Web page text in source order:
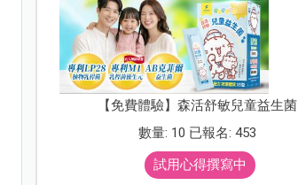
【免費體驗】森活舒敏兒童益生菌
數量: 10 已報名: 453
試用心得撰寫中